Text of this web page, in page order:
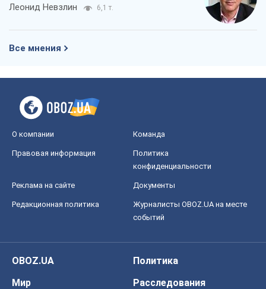
Леонид Невзлин 6,1 т.
Все мнения
О компании Команда
Правовая информация
Политика
конфиденциальности
Реклама на сайте Документы
Редакционная политика
Журналисты OBOZ.UA на месте
событий
OBOZ.UA
Политика
Мир
Расследования